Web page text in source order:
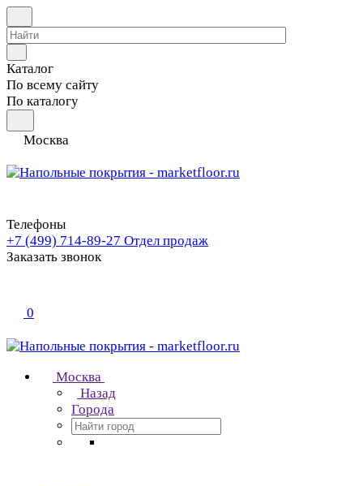
Каталог
По всему сайту
По каталогу
Москва
Телефоны
+7 (499) 714-89-27 Отдел продаж
Заказать звонок
0
Москва
Назад
Города